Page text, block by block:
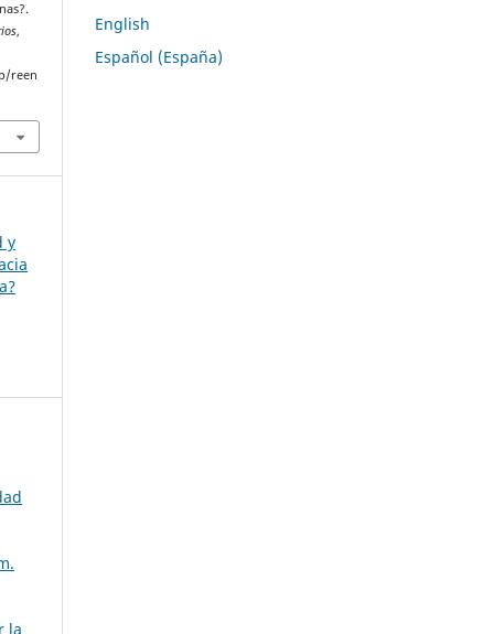
,
reen
y
la
English
Español (España)